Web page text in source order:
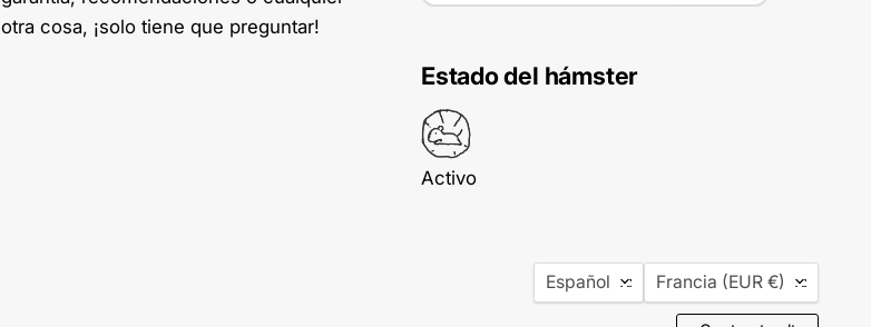
otra cosa, ¡solo tiene que preguntar!
Estado del hámster
Idioma
Español País
Francia (EUR €)